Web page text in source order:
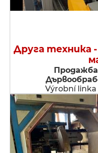
Друга техника
Výrobní